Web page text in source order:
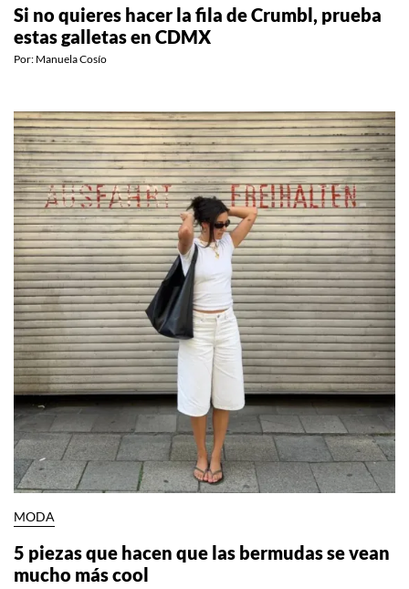
Si no quieres hacer la fila de Crumbl, prueba
estas galletas en CDMX
Por: Manuela Cosío
MODA
5 piezas que hacen que las bermudas se vean
mucho más cool